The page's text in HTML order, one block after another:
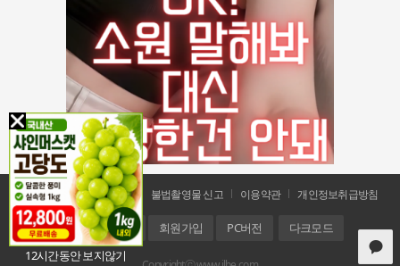
공지사항 문의 및 신고 불법촬영물 신고 이용약관 개인정보취급방침
홈 로그인 회원가입 PC버전 다크모드
12시간동안 보지않기